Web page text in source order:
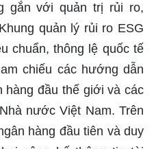
gắn với quản trị rủi ro,
quản lý rủi ro ESG
chuẩn, thông lệ quốc tế
chiếu các hướng dẫn
hàng đầu thế giới và các
nước Việt Nam. Trên
hàng đầu tiên và duy